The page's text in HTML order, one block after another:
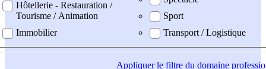
Hôtellerie - Restauration /
Tourisme / Animation
Immobilier
Sport
Transport / Logistique
Appliquerle filtre du domaine